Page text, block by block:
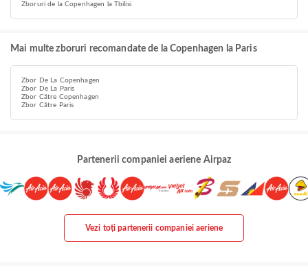
Zboruri de la Copenhagen la Tbilisi
Mai multe zboruri recomandate de la Copenhagen la Paris
Zbor De La Copenhagen
Zbor De La Paris
Zbor Către Copenhagen
Zbor Către Paris
Partenerii companiei aeriene Airpaz
Vezi toți partenerii companiei aeriene